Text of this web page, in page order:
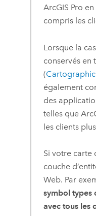
ArcGIS Pro
compris les
Lorsque la
conservés en
(
également
des
telles que
les clients
Si votre carte
couche
Web. Par
symbol types
avec tous les